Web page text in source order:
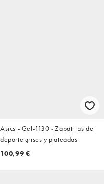
Asics - Gel-1130 - Zapatillas de
deporte grises y plateadas
100,99 €